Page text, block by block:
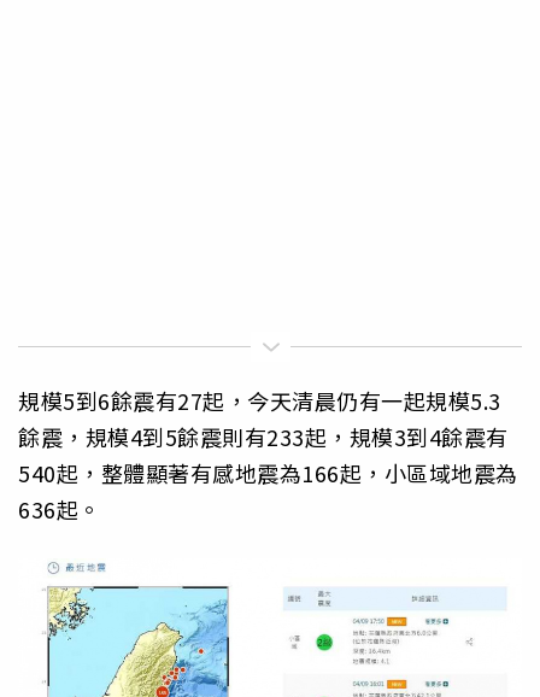
規模5到6餘震有27起，今天清晨仍有一起規模5.3
餘震，規模4到5餘震則有233起，規模3到4餘震有
540起，整體顯著有感地震為166起，小區域地震為
636起。